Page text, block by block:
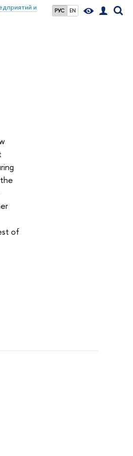
РУС EN
и
of